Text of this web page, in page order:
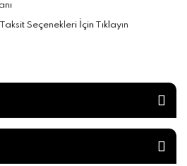
Seçenekleri İçin Tıklayın